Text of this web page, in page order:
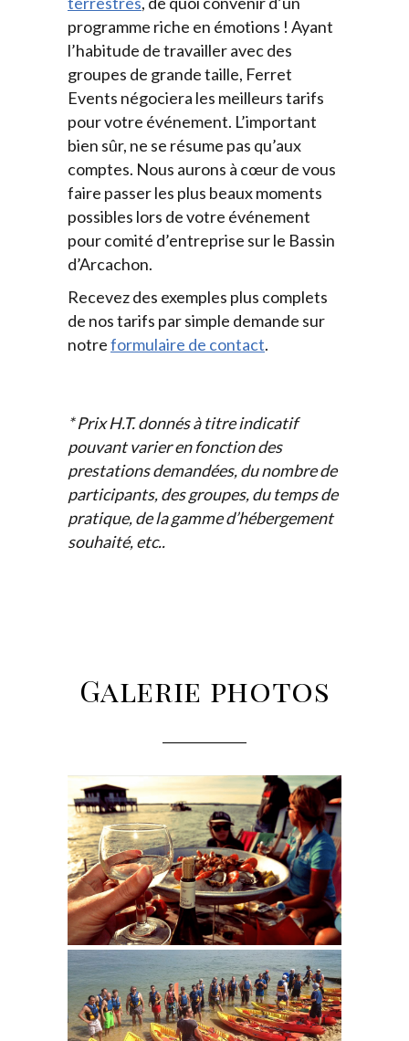
programme riche en émotions ! Ayant
l’habitude de travailler avec des
groupes de grande taille, Ferret
Events négociera les meilleurs tarifs
pour votre événement. L’important
bien sûr, ne se résume pas qu’aux
comptes. Nous aurons à cœur de vous
faire passer les plus beaux moments
possibles lors de votre événement
pour comité d’entreprise sur le Bassin
d’Arcachon.
Recevez des exemples plus complets
de nos tarifs par simple demande sur
notreformulaire de contact.
* Prix H.T. donnés à titre indicatif
pouvant varier en fonction des
prestations demandées, du nombre de
participants, des groupes, du temps de
pratique, de la gamme d’hébergement
souhaité, etc..
Galerie photos